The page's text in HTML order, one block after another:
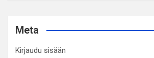
Meta
Kirjaudu sisään